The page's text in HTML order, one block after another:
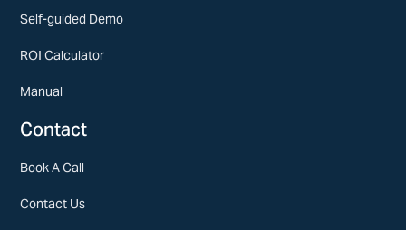
Self-guided Demo
ROI Calculator
Manual
Contact
Book A Call
Contact Us